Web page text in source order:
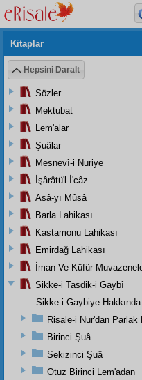
Kitaplar
Hepsini Daralt
Sözler
Mektubat
Lem'alar
Şuâlar
Mesnevî-i Nuriye
İşârâtü'l-İ'câz
Asâ-yı Mûsâ
Barla Lahikası
Kastamonu Lahikası
Emirdağ Lahikası
İman Ve Küfür
Sikke-i Tasdik-i Gaybî
Sikke-i Gaybiye Hakkında
Risale-i Nur'dan Parlak
Birinci Şuâ
Sekizinci Şuâ
Otuz Birinci Lem'adan